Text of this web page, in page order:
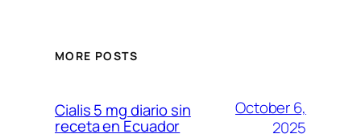
MORE POSTS
Cialis 5 mg diario sin
receta en Ecuador
October 6,
2025